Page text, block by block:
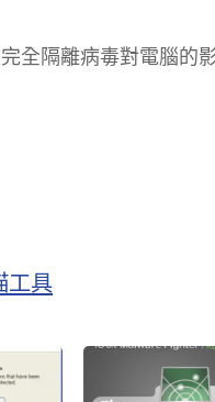
全隔離病毒對電腦的
工具